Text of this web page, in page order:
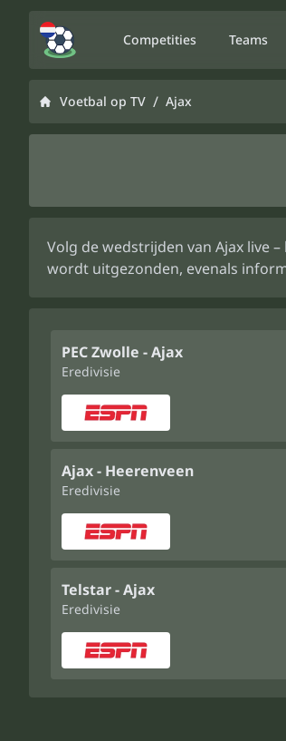
Competities Teams
Voetbal op TV / Ajax
Volg de wedstrijden van Ajax live
wordt uitgezonden, evenals
PEC Zwolle - Ajax
Eredivisie
Ajax - Heerenveen
Eredivisie
Telstar - Ajax
Eredivisie